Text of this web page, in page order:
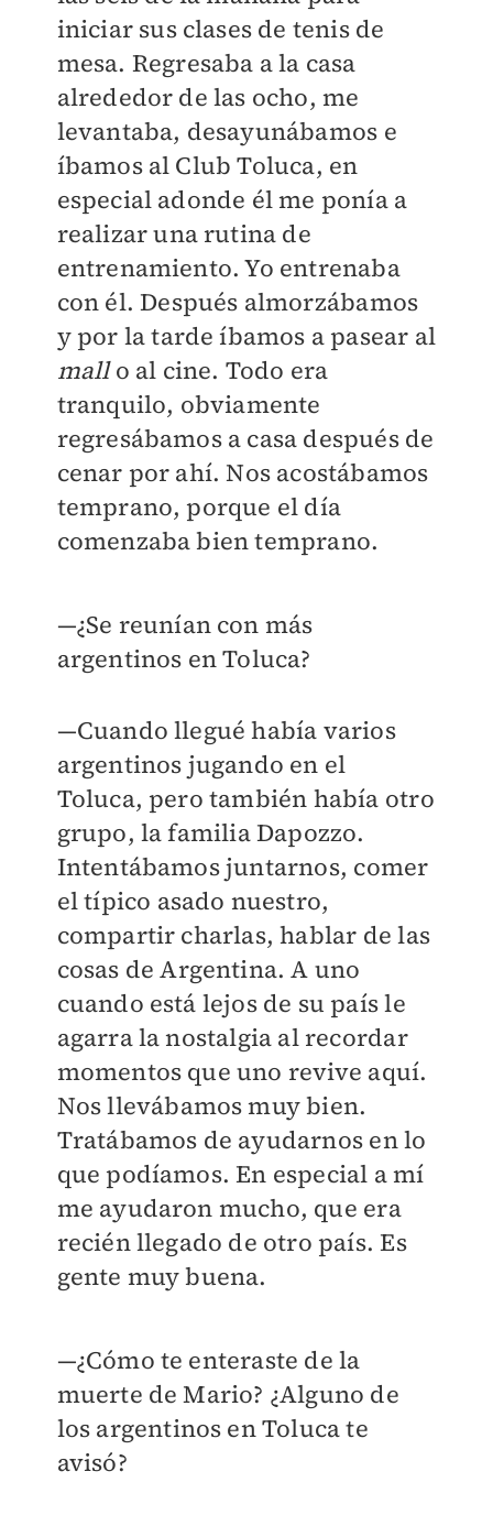
iniciar sus clases de tenis de
mesa. Regresaba a la casa
alrededor de las ocho, me
levantaba, desayunábamos e
íbamos al Club Toluca, en
especial adonde él me ponía a
realizar una rutina de
entrenamiento. Yo entrenaba
con él. Después almorzábamos
y por la tarde íbamos a pasear al
mallo al cine. Todo era
tranquilo, obviamente
regresábamos a casa después de
cenar por ahí. Nos acostábamos
temprano, porque el día
comenzaba bien temprano.
—¿Se reunían con más
argentinos en Toluca?
—Cuando llegué había varios
argentinos jugando en el
Toluca, pero también había otro
grupo, la familia Dapozzo.
Intentábamos juntarnos, comer
el típico asado nuestro,
compartir charlas, hablar de las
cosas de Argentina. A uno
cuando está lejos de su país le
agarra la nostalgia al recordar
momentos que uno revive aquí.
Nos llevábamos muy bien.
Tratábamos de ayudarnos en lo
que podíamos. En especial a mí
me ayudaron mucho, que era
recién llegado de otro país. Es
gente muy buena.
—¿Cómo te enteraste de la
muerte de Mario? ¿Alguno de
los argentinos en Toluca te
avisó?